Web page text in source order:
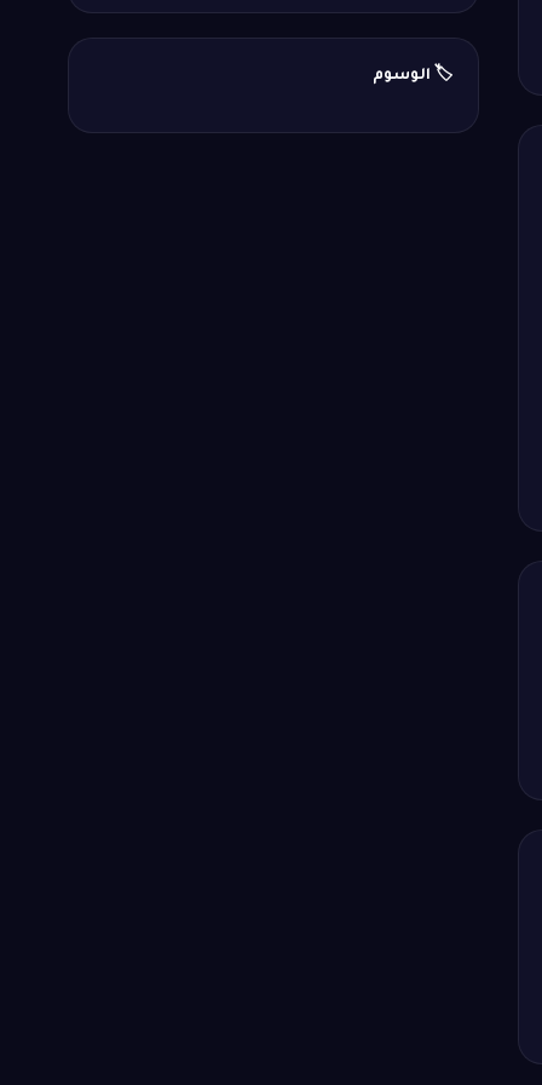
🏷️ الوسوم